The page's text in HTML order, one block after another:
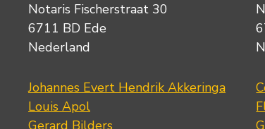
Notaris Fischerstraat 30
6711 BD Ede
Nederland
Johannes Evert Hendrik Akkeringa
Louis Apol